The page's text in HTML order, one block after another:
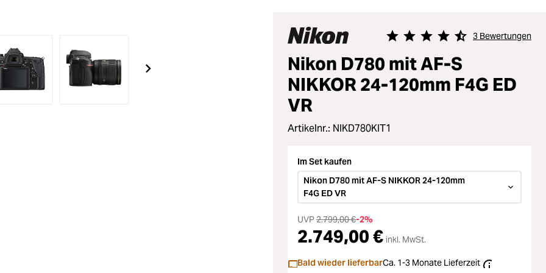
Durchschnittliche Bewertung von
3 Bewertungen
Nikon D780 mit AF-S
NIKKOR 24-120mm F4G ED
VR
Artikelnr.: NIKD780KIT1
Im Set kaufen
Nikon D780 mit AF-S NIKKOR 24-120mm
F4G ED VR
UVP2.799,00 €-2%
2.749,00 € inkl. MwSt.
Bald wieder lieferbarCa. 1-3 Monate Lieferzeit